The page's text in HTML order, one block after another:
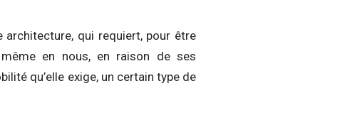
architecture, qui requiert, pour être
en nous, en raison de ses
qu’elle exige, un certain type de